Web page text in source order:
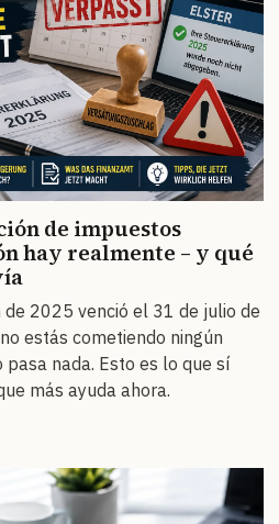
de impuestos
hay realmente – y qué
2025 venció el 31 de julio de
estás cometiendo ningún
nada. Esto es lo que sí
más ayuda ahora.